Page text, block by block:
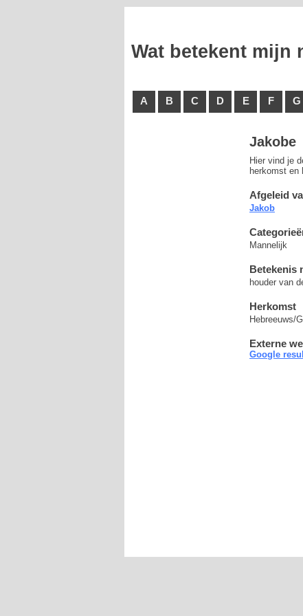
Wat betekent mijn
A B C D E F G
Jakobe
Hier vind je
herkomst en
Afgeleid
Jakob
Mannelijk
Betekenis
houder van
Herkomst
Hebreeuws/
Externe
Google